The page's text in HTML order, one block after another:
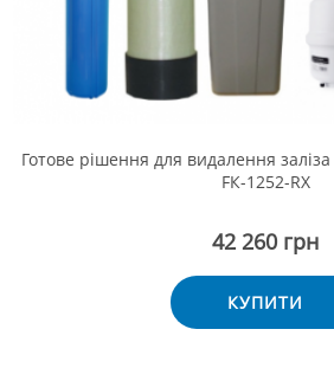
Готове рішення для видалення
FК-1252-RX
42 260 грн
КУПИТИ